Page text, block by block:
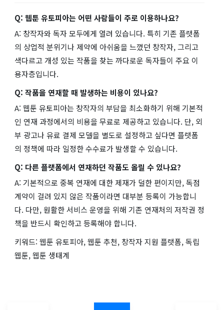
Q: 웹툰 유토피아는 어떤 사람들이 주로 이용하나요?
A: 창작자와 독자 모두에게 열려 있습니다. 특히 기존 플랫폼
의 상업적 분위기나 제약에 아쉬움을 느꼈던 창작자, 그리고
색다르고 개성 있는 작품을 찾는 까다로운 독자들이 주요 이
용자층입니다.
Q: 작품을 연재할 때 발생하는 비용이 있나요?
A: 웹툰 유토피아는 창작자의 부담을 최소화하기 위해 기본적
인 연재 과정에서의 비용을 무료로 제공하고 있습니다. 단, 외
부 광고나 유료 결제 모델을 별도로 설정하고 싶다면 플랫폼
의 정책에 따라 일정한 수수료가 발생할 수 있습니다.
Q: 다른 플랫폼에서 연재하던 작품도 올릴 수 있나요?
A: 기본적으로 중복 연재에 대한 제재가 덜한 편이지만, 독점
계약이 걸려 있지 않은 작품이라면 대부분 등록이 가능합니
다. 다만, 원활한 서비스 운영을 위해 기존 연재처의 저작권 정
책을 반드시 확인하고 등록해야 합니다.
키워드: 웹툰 유토피아, 웹툰 추천, 창작자 지원 플랫폼, 독립
웹툰, 웹툰 생태계